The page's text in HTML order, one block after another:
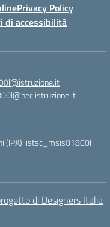
Privacy Policy
di accessibilità
(IPA): istsc_msis01800l
di Designers Italia